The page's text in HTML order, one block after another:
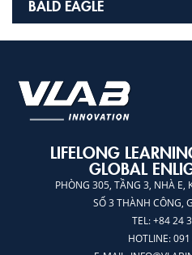
BALD EAGLE
LIFELONG
GLOBAL
PHÒNG 305, TẦNG 3, NHÀ E,
SỐ 3 THÀNH CÔNG,
TEL: +84 24
HOTLINE: